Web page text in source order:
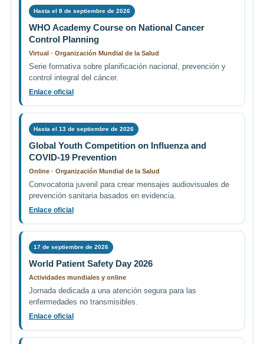
Hasta el 8 de septiembre de 2026
WHO Academy Course on National Cancer
Control Planning
Virtual · Organización Mundial de la Salud
Serie formativa sobre planificación nacional, prevención y
control integral del cáncer.
Enlace oficial
Hasta el 13 de septiembre de 2026
Global Youth Competition on Influenza and
COVID-19 Prevention
Online · Organización Mundial de la Salud
Convocatoria juvenil para crear mensajes audiovisuales de
prevención sanitaria basados en evidencia.
Enlace oficial
17 de septiembre de 2026
World Patient Safety Day 2026
Actividades mundiales y online
Jornada dedicada a una atención segura para las
enfermedades no transmisibles.
Enlace oficial